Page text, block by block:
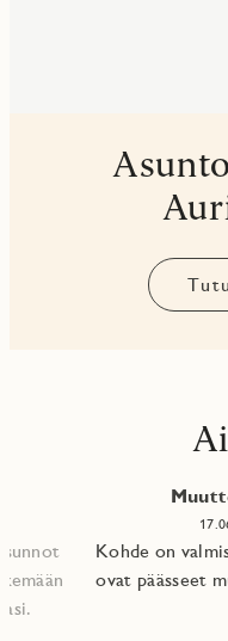
Kohde on
ovat päässeet